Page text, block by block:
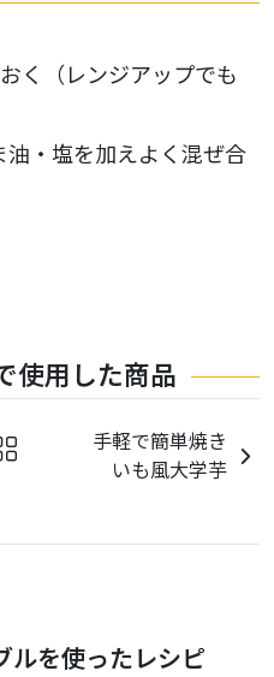
く（レンジアップでも
油・塩を加えよく混ぜ合
使用した商品
手軽で簡単焼き
いも風大学芋
ルを使ったレシピ